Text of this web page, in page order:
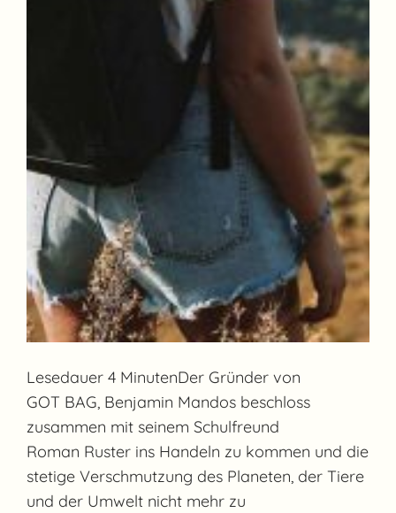
Lesedauer 4 MinutenDer Gründer von
GOT BAG, Benjamin Mandos beschloss
zusammen mit seinem Schulfreund
Roman Ruster ins Handeln zu kommen und die
stetige Verschmutzung des Planeten, der Tiere
und der Umwelt nicht mehr zu